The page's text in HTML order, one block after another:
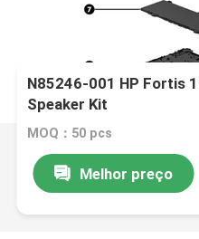
N85246-001 HP Fortis
Speaker Kit
MOQ：50 pcs
Melhor preço